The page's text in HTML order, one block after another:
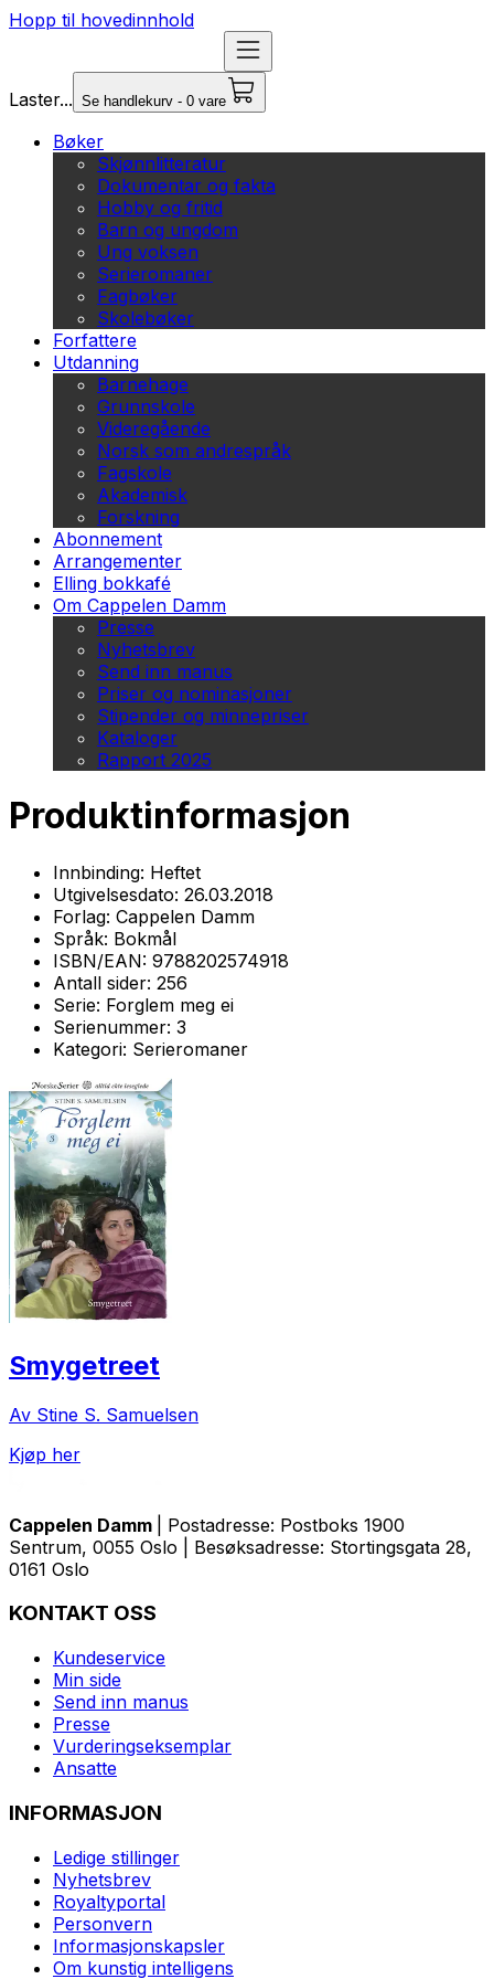
Hopp til hovedinnhold
Laster... Se handlekurv - 0 vare
Bøker
Skjønnlitteratur
Dokumentar og fakta
Hobby og fritid
Barn og ungdom
Ung voksen
Serieromaner
Fagbøker
Skolebøker
Forfattere
Utdanning
Barnehage
Grunnskole
Videregående
Norsk som andrespråk
Fagskole
Akademisk
Forskning
Abonnement
Arrangementer
Elling bokkafé
Om Cappelen Damm
Presse
Nyhetsbrev
Send inn manus
Priser og nominasjoner
Stipender og minnepriser
Kataloger
Rapport 2025
Produktinformasjon
Innbinding: Heftet
Utgivelsesdato: 26.03.2018
Forlag: Cappelen Damm
Språk: Bokmål
ISBN/EAN: 9788202574918
Antall sider: 256
Serie: Forglem meg ei
Serienummer: 3
Kategori: Serieromaner
Smygetreet
Av Stine S. Samuelsen
Kjøp her
Cappelen Damm
| Postadresse: Postboks 1900
Sentrum, 0055 Oslo | Besøksadresse: Stortingsgata 28,
0161 Oslo
KONTAKT OSS
Kundeservice
Min side
Send inn manus
Presse
Vurderingseksemplar
Ansatte
INFORMASJON
Ledige stillinger
Nyhetsbrev
Royaltyportal
Personvern
Informasjonskapsler
Om kunstig intelligens